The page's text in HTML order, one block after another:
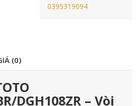
0395319094
(0)
DGH108ZR – Vòi